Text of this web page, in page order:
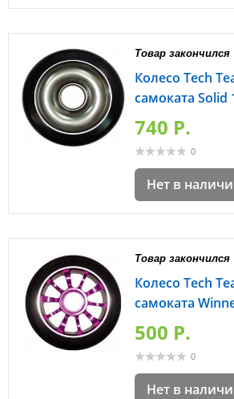
Товар закончился
Колесо Tech
самоката Solid
740 P.
0
Нет в
Товар закончился
Колесо Tech
самоката
500 P.
0
Нет в